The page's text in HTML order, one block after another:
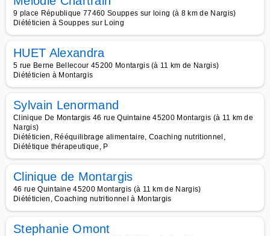
9 place République 77460 Souppes sur loing (à 8 km de Nargis)
Diététicien à Souppes sur Loing
HUET Alexandra
5 rue Berne Bellecour 45200 Montargis (à 11 km de Nargis)
Diététicien à Montargis
Sylvain Lenormand
Clinique De Montargis 46 rue Quintaine 45200 Montargis (à 11 km de
Nargis)
Diététicien, Rééquilibrage alimentaire, Coaching nutritionnel,
Diététique thérapeutique, P
Clinique de Montargis
46 rue Quintaine 45200 Montargis (à 11 km de Nargis)
Diététicien, Coaching nutritionnel à Montargis
Stephanie Omont